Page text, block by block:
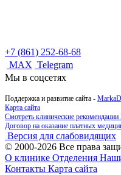
+7 (861) 252-68-68
MAX Telegram
Мы в соцсетях
Поддержка и развитие сайта -
Карта сайта
Смотреть клинические
Договор на оказание платных
Версия для слабовидящих
© 2000-2026 Все права
О клинике Отделения
Контакты Карта сайта